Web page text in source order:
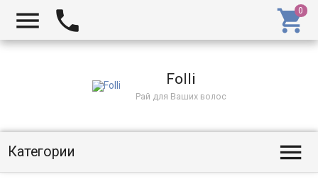
Folli
Рай для Ваших волос
Категории